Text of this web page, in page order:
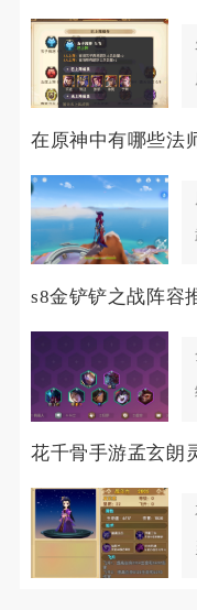
在原神中有哪些法
s8金铲铲之战阵容